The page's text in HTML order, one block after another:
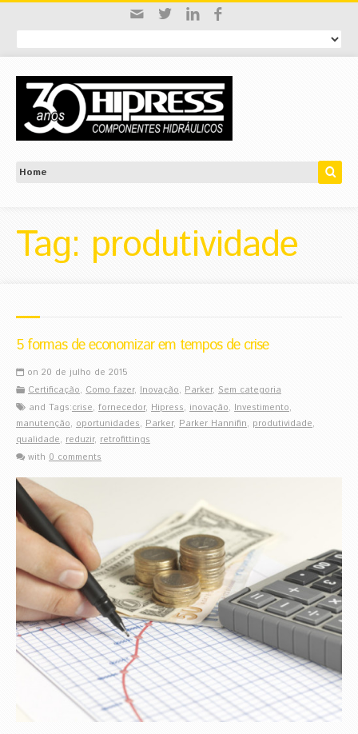
Tag: produtividade
5 formas de economizar em tempos de crise
on 20 de julho de 2015
Certificação, Como fazer, Inovação, Parker, Sem categoria
and Tags:crise, fornecedor, Hipress, inovação, Investimento,
manutenção, oportunidades, Parker, Parker Hannifin, produtividade,
qualidade, reduzir, retrofittings
with 0 comments